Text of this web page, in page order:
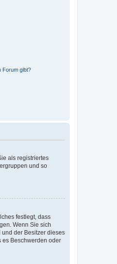
Forum gibt?
als registriertes
und so
festlegt, dass
Wenn Sie sich
der Besitzer dieses
es Beschwerden oder